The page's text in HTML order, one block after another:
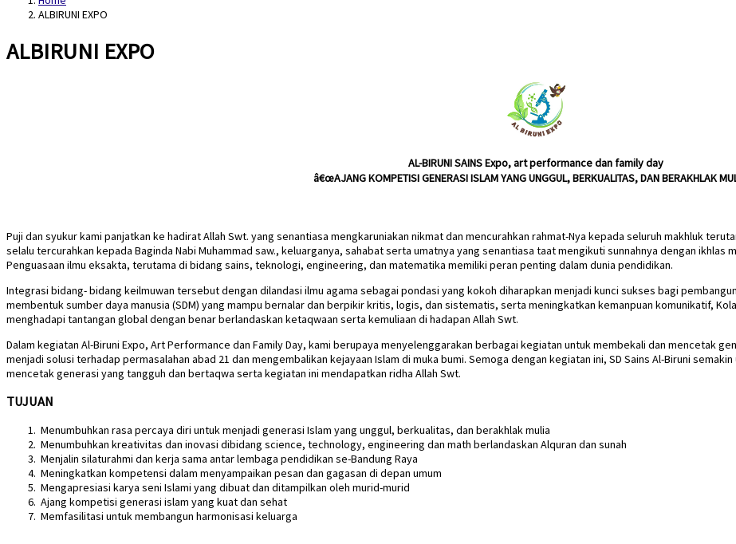
ALBIRUNI EXPO
ALBIRUNI EXPO
AL-BIRUNI SAINS Expo, art performance dan family day
â€œAJANG KOMPETISI GENERASI ISLAM YANG UNGGUL, BERKUALITAS, DAN BERAKHLAK
Puji dan syukur kami panjatkan ke hadirat Allah Swt. yang senantiasa mengkaruniakan nikmat dan mencurahkan rahmat-Nya kepada seluruh makhluk
selalu tercurahkan kepada Baginda Nabi Muhammad saw., keluarganya, sahabat serta umatnya yang senantiasa taat mengikuti sunnahnya dengan ikhlas
Penguasaan ilmu eksakta, terutama di bidang sains, teknologi, engineering, dan matematika memiliki peran penting dalam dunia pendidikan.
Integrasi bidang- bidang keilmuwan tersebut dengan dilandasi ilmu agama sebagai pondasi yang kokoh diharapkan menjadi kunci sukses bagi
membentuk sumber daya manusia (SDM) yang mampu bernalar dan berpikir kritis, logis, dan sistematis, serta meningkatkan kemanpuan komunikatif,
menghadapi tantangan global dengan benar berlandaskan ketaqwaan serta kemuliaan di hadapan Allah Swt.
Dalam kegiatan Al-Biruni Expo, Art Performance dan Family Day, kami berupaya menyelenggarakan berbagai kegiatan untuk membekali dan mencetak
menjadi solusi terhadap permasalahan abad 21 dan mengembalikan kejayaan Islam di muka bumi. Semoga dengan kegiatan ini, SD Sains Al-Biruni
mencetak generasi yang tangguh dan bertaqwa serta kegiatan ini mendapatkan ridha Allah Swt.
TUJUAN
Menumbuhkan rasa percaya diri untuk menjadi generasi Islam yang unggul, berkualitas, dan berakhlak mulia
Menumbuhkan kreativitas dan inovasi dibidang science, technology, engineering dan math berlandaskan Alquran dan sunah
Menjalin silaturahmi dan kerja sama antar lembaga pendidikan se-Bandung Raya
Meningkatkan kompetensi dalam menyampaikan pesan dan gagasan di depan umum
Mengapresiasi karya seni Islami yang dibuat dan ditampilkan oleh murid-murid
Ajang kompetisi generasi islam yang kuat dan sehat
Memfasilitasi untuk membangun harmonisasi keluarga